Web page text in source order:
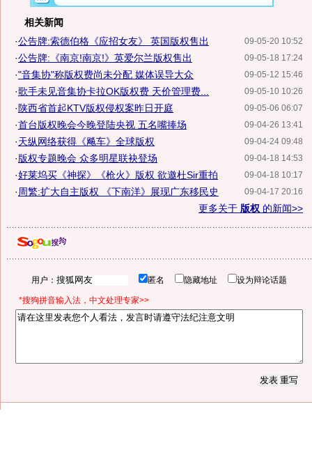
相关新闻
09-05-20 10:52
·公告牌:索德伯格《应招女友》 英国版权售出
09-05-18 17:24
·公告牌:《南京!南京!》英爱尔兰版权售出
09-05-12 15:46
·"音集协"称版权费尚未分配 媒体误导大众
09-05-10 10:26
·歌手未见音集协卡拉OK版权费 天价管理费...
09-05-06 06:07
· 陕西省首起KTV版权侵权案昨日开庭
09-04-26 13:41
·首台版权晚会今晚登陆央视 五名嘴捧场
09-04-24 09:48
·天纵网络获得《飚车》全球版权
09-04-18 14:53
·版权专题晚会 众多明星联袂登场
09-04-18 10:17
·好莱坞买《神探》《枪火》版权 欲邀杜Sir重拍
09-04-17 20:16
· 周繁:扩大自主版权 《下南洋》展现广东移民史
更多关于 版权 的新闻>>
用户： 匿名 隐藏地址 设为辩论话题
*搜狗拼音输入法，中文处理专家>>